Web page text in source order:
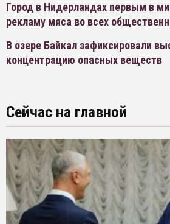
Город в Нидерландах первым в
рекламу мяса во всех
В озере Байкал зафиксировали
концентрацию опасных веществ
Сейчас на главной